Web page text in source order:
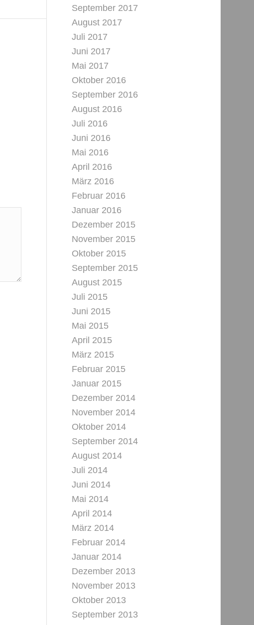
September 2017
August 2017
Juli 2017
Juni 2017
Mai 2017
Oktober 2016
September 2016
August 2016
Juli 2016
Juni 2016
Mai 2016
April 2016
März 2016
Februar 2016
Januar 2016
Dezember 2015
November 2015
Oktober 2015
September 2015
August 2015
Juli 2015
Juni 2015
Mai 2015
April 2015
März 2015
Februar 2015
Januar 2015
Dezember 2014
November 2014
Oktober 2014
September 2014
August 2014
Juli 2014
Juni 2014
Mai 2014
April 2014
März 2014
Februar 2014
Januar 2014
Dezember 2013
November 2013
Oktober 2013
September 2013